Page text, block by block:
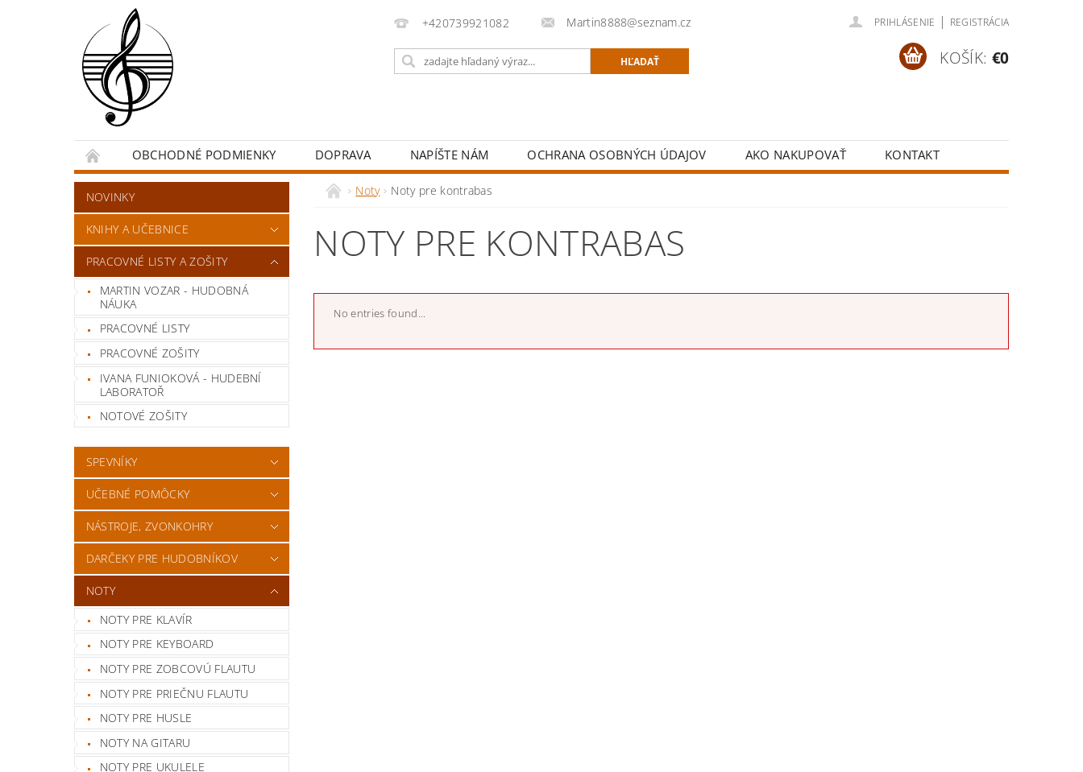
+420739921082 Martin8888@seznam.cz PRIHLÁSENIE | REGISTRÁCIA
KOŠÍK: €0
OBCHODNÉ PODMIENKY DOPRAVA NAPÍŠTE NÁM OCHRANA OSOBNÝCH ÚDAJOV AKO NAKUPOVAŤ KONTAKT
NOVINKY
KNIHY A UČEBNICE
PRACOVNÉ LISTY A ZOŠITY
MARTIN VOZAR - HUDOBNÁ
NÁUKA
PRACOVNÉ LISTY
PRACOVNÉ ZOŠITY
IVANA FUNIOKOVÁ - HUDEBNÍ
LABORATOŘ
NOTOVÉ ZOŠITY
SPEVNÍKY
UČEBNÉ POMÔCKY
NÁSTROJE, ZVONKOHRY
DARČEKY PRE HUDOBNÍKOV
NOTY
NOTY PRE KLAVÍR
NOTY PRE KEYBOARD
NOTY PRE ZOBCOVÚ FLAUTU
NOTY PRE PRIEČNU FLAUTU
NOTY PRE HUSLE
NOTY NA GITARU
NOTY PRE UKULELE
Noty Noty pre kontrabas
NOTY PRE KONTRABAS
No entries found...